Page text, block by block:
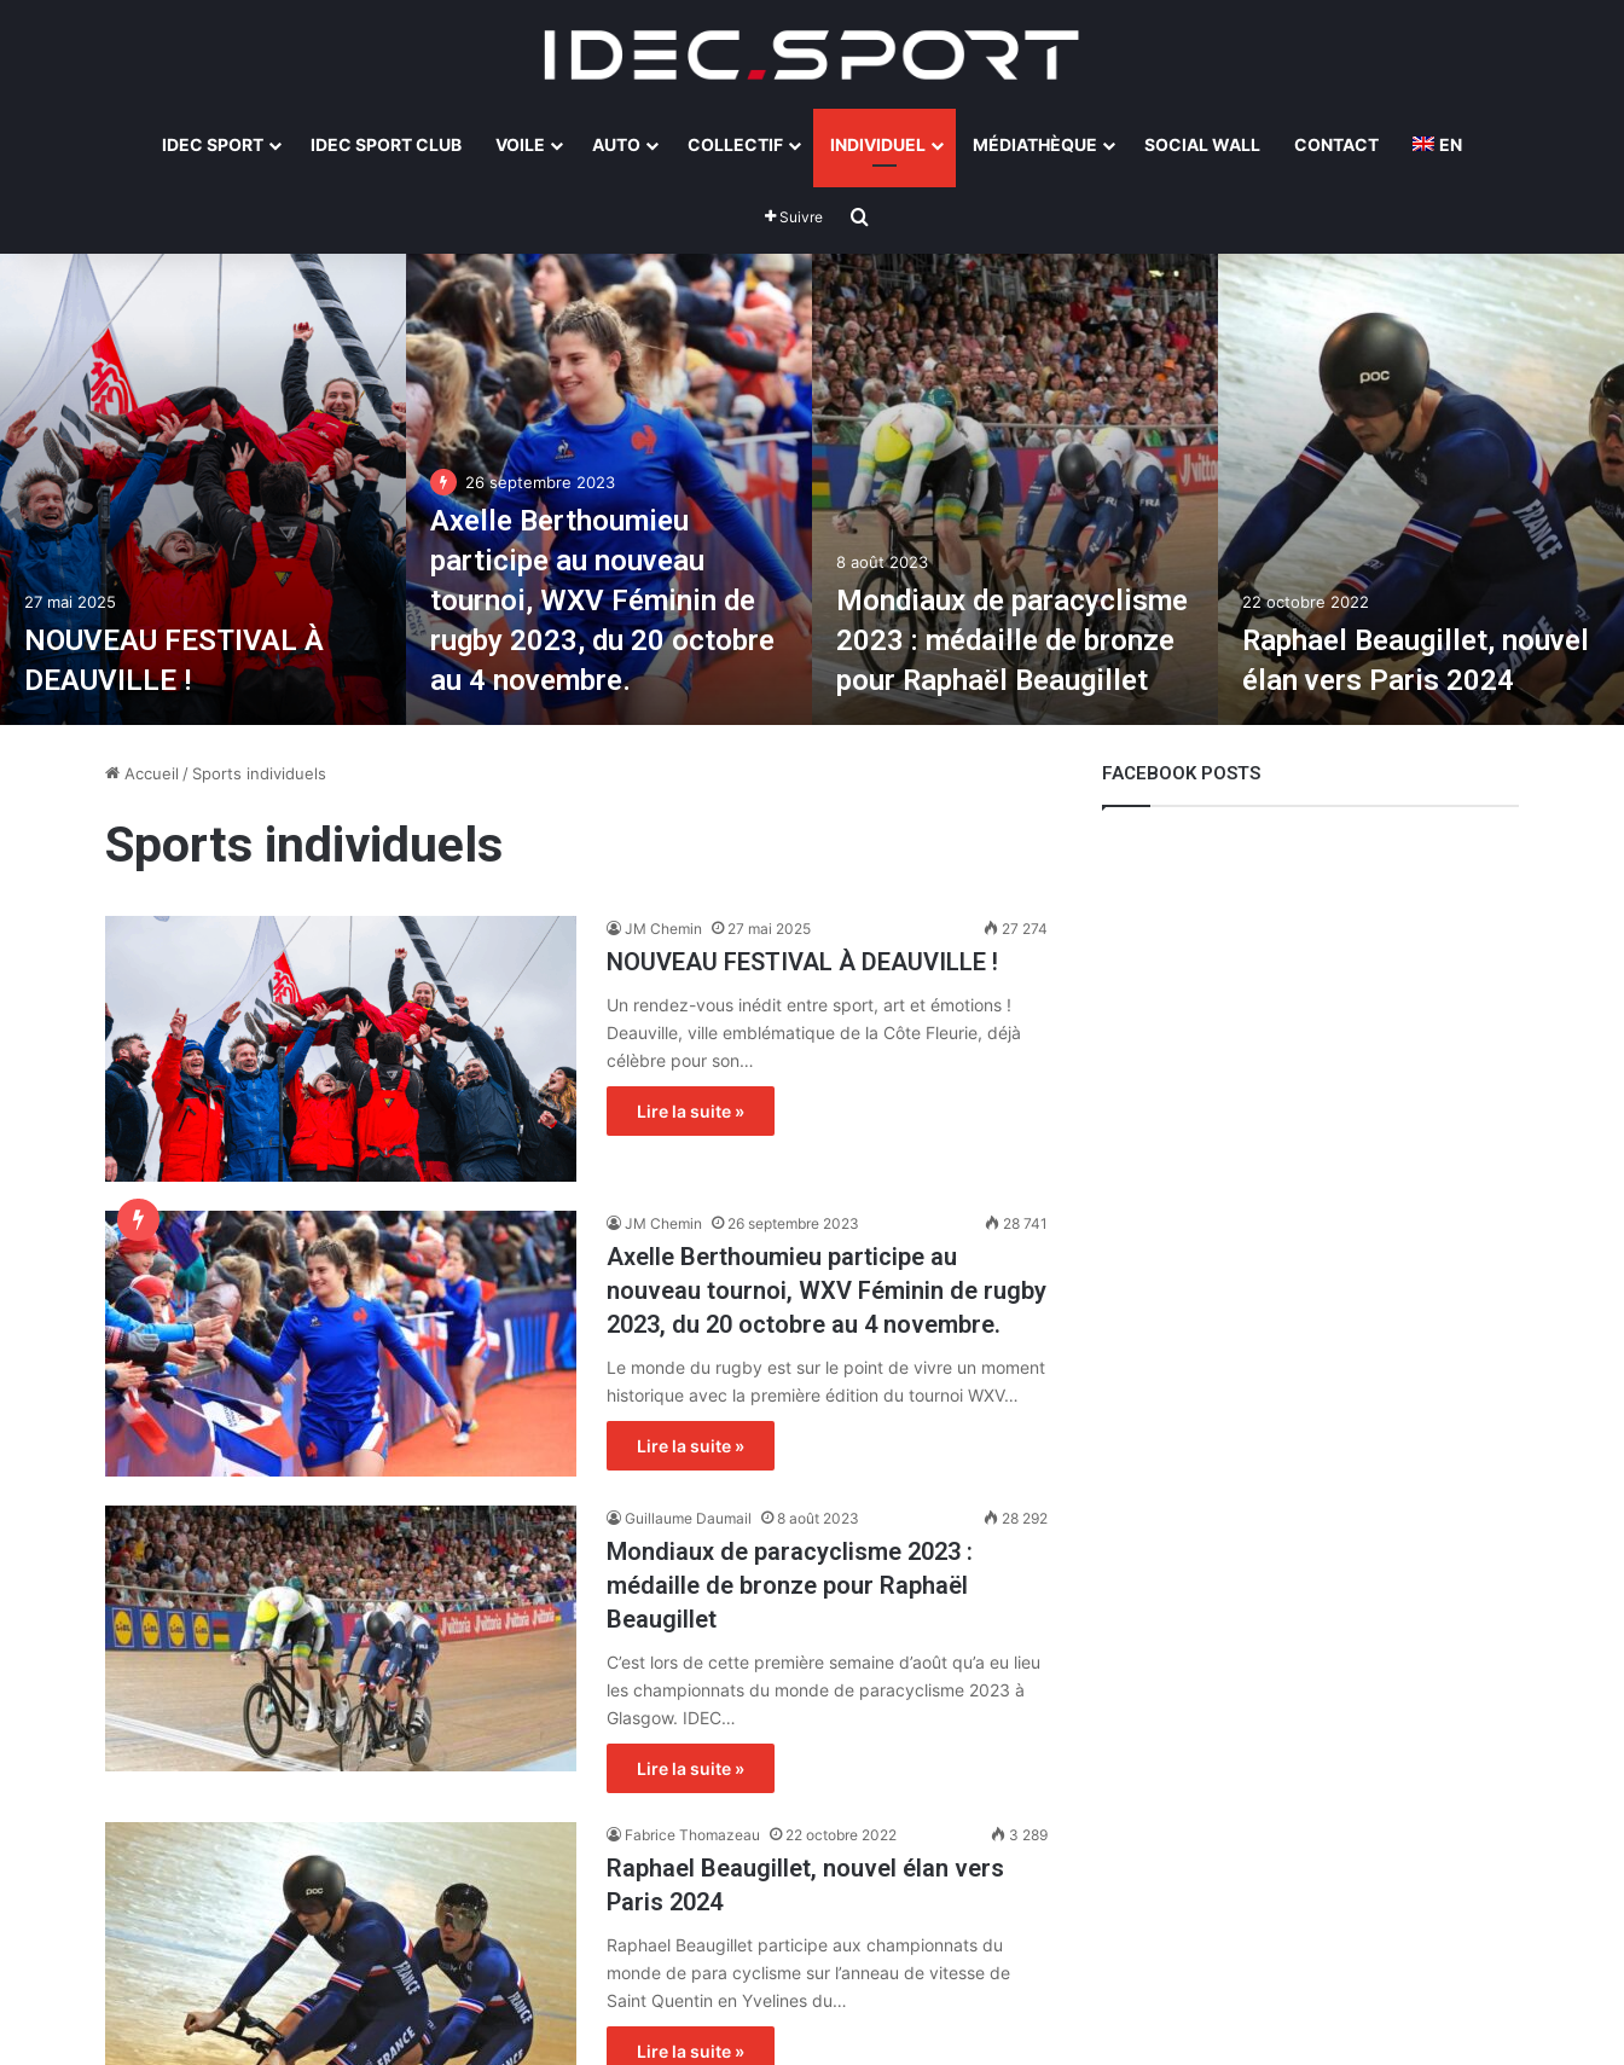
IDEC SPORT IDEC SPORT CLUB VOILE AUTO COLLECTIF INDIVIDUEL MÉDIATHÈQUE SOCIAL WALL CONTACT EN
Suivre
27 mai 2025
NOUVEAU FESTIVAL À
DEAUVILLE !
26 septembre 2023
Axelle Berthoumieu
participe au nouveau
tournoi, WXV Féminin de
rugby 2023, du 20 octobre
au 4 novembre.
8 août 2023
Mondiaux de paracyclisme
2023 : médaille de bronze
pour Raphaël Beaugillet
22 octobre 2022
Raphael Beaugillet, nouvel
élan vers Paris 2024
Accueil / Sports individuels
Sports individuels
JM Chemin 27 mai 2025 27 274
NOUVEAU FESTIVAL À DEAUVILLE !
Un rendez-vous inédit entre sport, art et émotions !
Deauville, ville emblématique de la Côte Fleurie, déjà
célèbre pour son…
Lire la suite »
JM Chemin 26 septembre 2023 28 741
Axelle Berthoumieu participe au
nouveau tournoi, WXV Féminin de rugby
2023, du 20 octobre au 4 novembre.
Le monde du rugby est sur le point de vivre un moment
historique avec la première édition du tournoi WXV…
Lire la suite »
Guillaume Daumail 8 août 2023 28 292
Mondiaux de paracyclisme 2023 :
médaille de bronze pour Raphaël
Beaugillet
C’est lors de cette première semaine d’août qu’a eu lieu
les championnats du monde de paracyclisme 2023 à
Glasgow. IDEC…
Lire la suite »
Fabrice Thomazeau 22 octobre 2022 3 289
Raphael Beaugillet, nouvel élan vers
Paris 2024
Raphael Beaugillet participe aux championnats du
monde de para cyclisme sur l’anneau de vitesse de
Saint Quentin en Yvelines du…
Lire la suite »
FACEBOOK POSTS